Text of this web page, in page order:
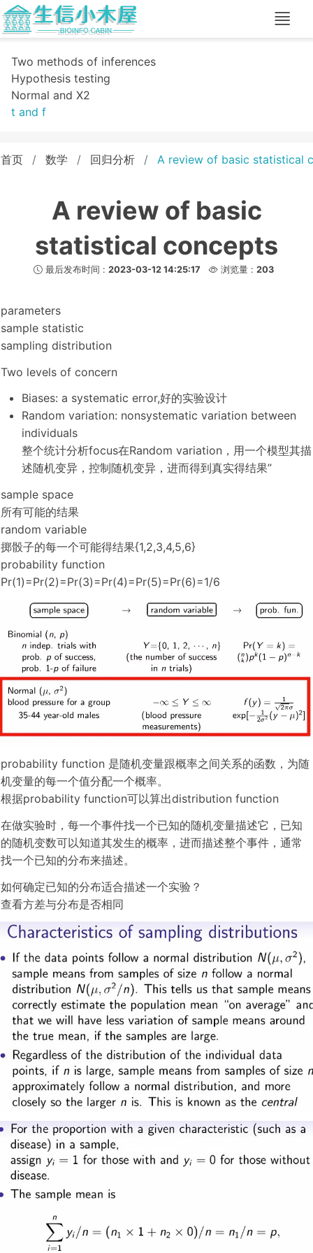
Two methods of inferences
Hypothesis testing
Normal and X2
t and f
首页 数学 回归分析 A review of basic statistical
A review of basic
statistical concepts
最后发布时间 : 2023-03-12 14:25:17 浏览量 : 203
parameters
sample statistic
sampling distribution
Two levels of concern
Biases: a systematic error,好的实验设计
Random variation: nonsystematic variation between
individuals
整个统计分析focus在Random variation，用一个模型其描
述随机变异，控制随机变异，进而得到真实得结果”
sample space
所有可能的结果
random variable
掷骰子的每一个可能得结果{1,2,3,4,5,6}
probability function
Pr(1)=Pr(2)=Pr(3)=Pr(4)=Pr(5)=Pr(6)=1/6
probability function 是随机变量跟概率之间关系的函数，为随
机变量的每一个值分配一个概率。
根据probability function可以算出distribution function
在做实验时，每一个事件找一个已知的随机变量描述它，已知
的随机变数可以知道其发生的概率，进而描述整个事件，通常
找一个已知的分布来描述。
如何确定已知的分布适合描述一个实验？
查看方差与分布是否相同